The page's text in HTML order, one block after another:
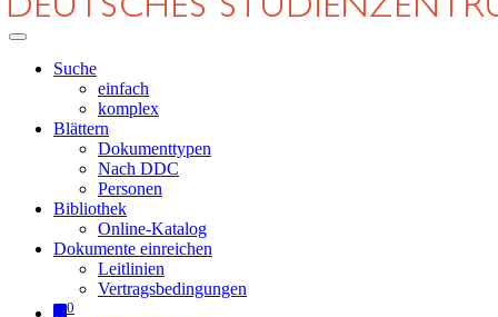
Suche
einfach
komplex
Blättern
Dokumenttypen
Nach DDC
Personen
Bibliothek
Online-Katalog
Dokumente einreichen
Leitlinien
Vertragsbedingungen
0